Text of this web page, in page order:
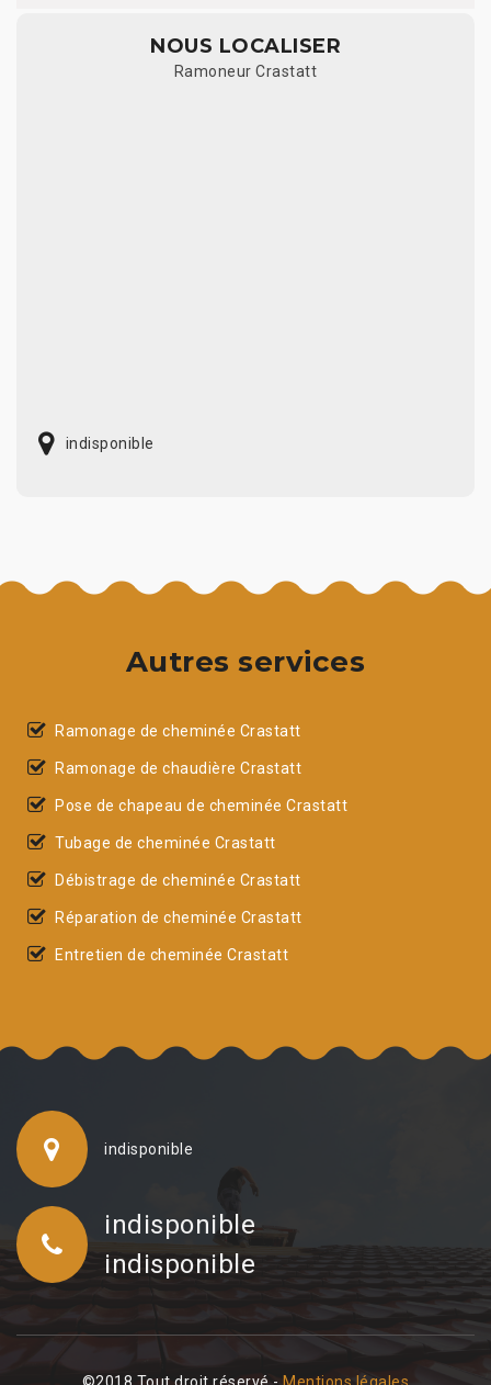
NOUS LOCALISER
Ramoneur Crastatt
indisponible
Autres services
Ramonage de cheminée Crastatt
Ramonage de chaudière Crastatt
Pose de chapeau de cheminée Crastatt
Tubage de cheminée Crastatt
Débistrage de cheminée Crastatt
Réparation de cheminée Crastatt
Entretien de cheminée Crastatt
indisponible
indisponible
indisponible
©2018 Tout droit réservé - Mentions légales